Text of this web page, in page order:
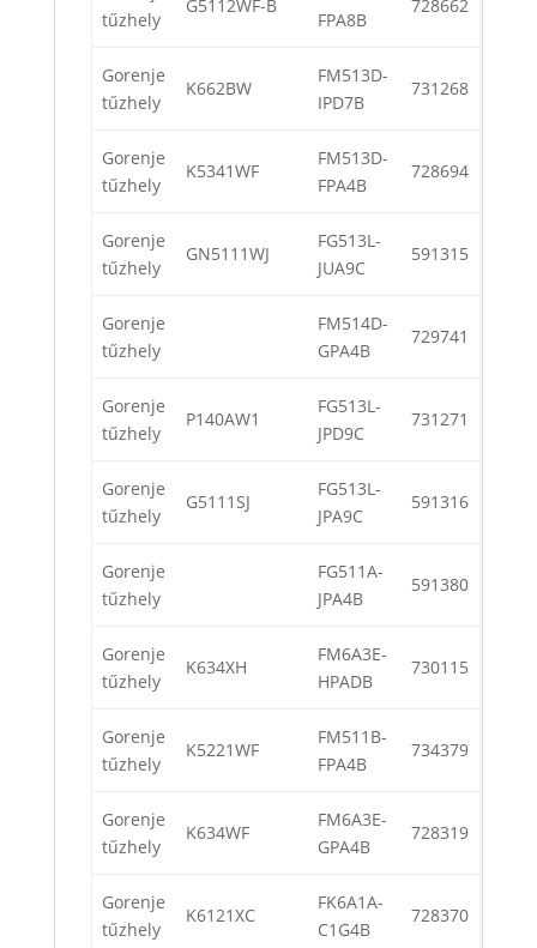
tűzhely
G5112WF-B
FPA8B
728662
Gorenje
tűzhely
K662BW
FM513D-
IPD7B
731268
Gorenje
tűzhely
K5341WF
FM513D-
FPA4B
728694
Gorenje
tűzhely
GN5111WJ
FG513L-
JUA9C
591315
Gorenje
tűzhely
FM514D-
GPA4B
729741
Gorenje
tűzhely
P140AW1
FG513L-
JPD9C
731271
Gorenje
tűzhely
G5111SJ
FG513L-
JPA9C
591316
Gorenje
tűzhely
FG511A-
JPA4B
591380
Gorenje
tűzhely
K634XH
FM6A3E-
HPADB
730115
Gorenje
tűzhely
K5221WF
FM511B-
FPA4B
734379
Gorenje
tűzhely
K634WF
FM6A3E-
GPA4B
728319
Gorenje
tűzhely
K6121XC
FK6A1A-
C1G4B
728370